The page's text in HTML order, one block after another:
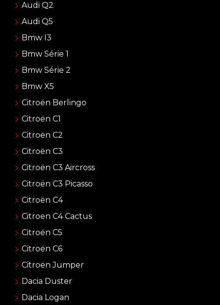
Audi Q2
Audi Q5
Bmw I3
Bmw Série 1
Bmw Série 2
Bmw X5
Citroën Berlingo
Citroën C1
Citroën C2
Citroën C3
Citroën C3 Aircross
Citroën C3 Picasso
Citroën C4
Citroen C4 Cactus
Citroën C5
Citroën C6
Citroën Jumper
Dacia Duster
Dacia Logan